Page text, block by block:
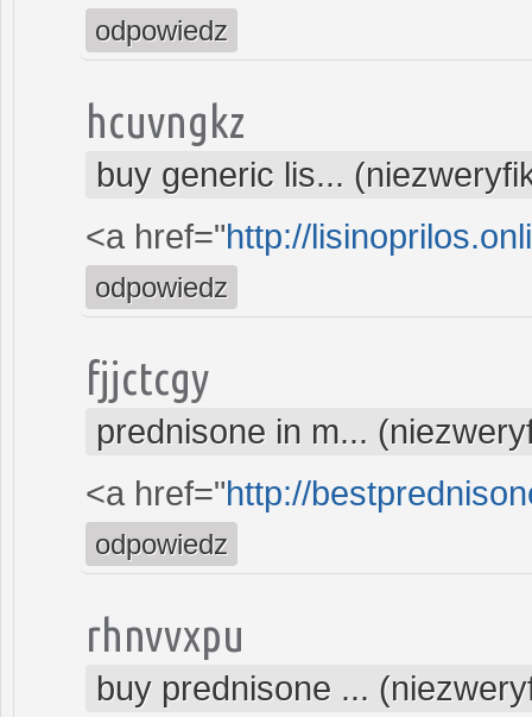
odpowiedz
hcuvngkz
buy generic lis...
<a href="http://
odpowiedz
fjjctcgy
prednisone in m...
<a href="http://
odpowiedz
rhnvvxpu
buy prednisone ...